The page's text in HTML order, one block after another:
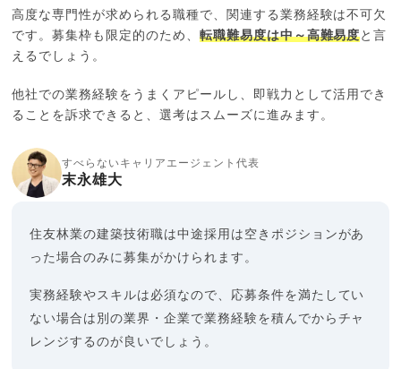
高度な専門性が求められる職種で、関連する業務経験は不可欠
です。募集枠も限定的のため、 転職難易度は中～高難易度と言
えるでしょう。
他社での業務経験をうまくアピールし、即戦力として活用でき
ることを訴求できると、選考はスムーズに進みます。
すべらないキャリアエージェント代表
末永雄大
住友林業の建築技術職は中途採用は空きポジションがあ
った場合のみに募集がかけられます。
実務経験やスキルは必須なので、応募条件を満たしてい
ない場合は別の業界・企業で業務経験を積んでからチャ
レンジするのが良いでしょう。